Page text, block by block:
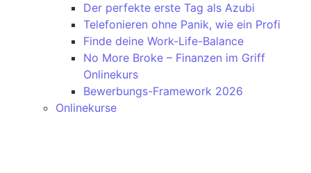
Der perfekte erste Tag als Azubi
Telefonieren ohne Panik, wie ein Profi
Finde deine Work-Life-Balance
No More Broke – Finanzen im Griff
Onlinekurs
Bewerbungs-Framework 2026
Onlinekurse